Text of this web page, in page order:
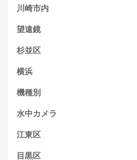
川崎市内
望遠鏡
杉並区
横浜
機種別
水中カメラ
江東区
目黒区